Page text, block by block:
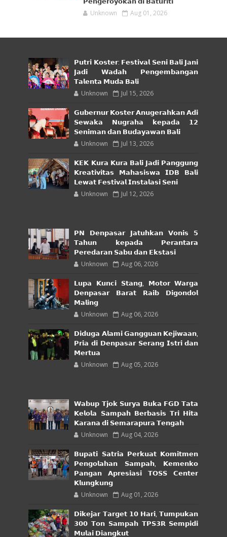
Unknown Aug 01, 2026
𝗣𝘂𝘁𝗿𝗶 𝗞𝗼𝘀𝘁𝗲𝗿: 𝗙𝗲𝘀𝘁𝗶𝘃𝗮𝗹 𝗦𝗲𝗻𝗶 𝗕𝗮𝗹𝗶 𝗝𝗮𝗻𝗶
𝗝𝗮𝗱𝗶 𝗪𝗮𝗱𝗮𝗵 𝗣𝗲𝗻𝗴𝗲𝗺𝗯𝗮𝗻𝗴𝗮𝗻
𝗧𝗮𝗹𝗲𝗻𝘁𝗮 𝗠𝘂𝗱𝗮 𝗕𝗮𝗹𝗶
Unknown Jul 15, 2026
𝗚𝘂𝗯𝗲𝗿𝗻𝘂𝗿 𝗞𝗼𝘀𝘁𝗲𝗿 𝗔𝗻𝘂𝗴𝗲𝗿𝗮𝗵𝗸𝗮𝗻 𝗔𝗱𝗶
𝗦𝗲𝘄𝗮𝗸𝗮 𝗡𝘂𝗴𝗿𝗮𝗵𝗮 𝗸𝗲𝗽𝗮𝗱𝗮 𝟭𝟮
𝗦𝗲𝗻𝗶𝗺𝗮𝗻 𝗱𝗮𝗻 𝗕𝘂𝗱𝗮𝘆𝗮𝘄𝗮𝗻 𝗕𝗮𝗹𝗶
Unknown Jul 13, 2026
𝗞𝗘𝗞 𝗞𝘂𝗿𝗮 𝗞𝘂𝗿𝗮 𝗕𝗮𝗹𝗶 𝗝𝗮𝗱𝗶 𝗣𝗮𝗻𝗴𝗴𝘂𝗻𝗴
𝗞𝗿𝗲𝗮𝘁𝗶𝘃𝗶𝘁𝗮𝘀 𝗠𝗮𝗵𝗮𝘀𝗶𝘀𝘄𝗮 𝗜𝗗𝗕 𝗕𝗮𝗹𝗶
𝗟𝗲𝘄𝗮𝘁 𝗙𝗲𝘀𝘁𝗶𝘃𝗮𝗹 𝗜𝗻𝘀𝘁𝗮𝗹𝗮𝘀𝗶 𝗦𝗲𝗻𝗶
Unknown Jul 12, 2026
𝗣𝗡 𝗗𝗲𝗻𝗽𝗮𝘀𝗮𝗿 𝗝𝗮𝘁𝘂𝗵𝗸𝗮𝗻 𝗩𝗼𝗻𝗶𝘀 𝟱
𝗧𝗮𝗵𝘂𝗻 𝗸𝗲𝗽𝗮𝗱𝗮 𝗣𝗲𝗿𝗮𝗻𝘁𝗮𝗿𝗮
𝗣𝗲𝗿𝗲𝗱𝗮𝗿𝗮𝗻 𝗦𝗮𝗯𝘂 𝗱𝗮𝗻 𝗘𝗸𝘀𝘁𝗮𝘀𝗶
Unknown Aug 06, 2026
𝗟𝘂𝗽𝗮 𝗞𝘂𝗻𝗰𝗶 𝗦𝘁𝗮𝗻𝗴, 𝗠𝗼𝘁𝗼𝗿 𝗪𝗮𝗿𝗴𝗮
𝗗𝗲𝗻𝗽𝗮𝘀𝗮𝗿 𝗕𝗮𝗿𝗮𝘁 𝗥𝗮𝗶𝗯 𝗗𝗶𝗴𝗼𝗻𝗱𝗼𝗹
𝗠𝗮𝗹𝗶𝗻𝗴
Unknown Aug 06, 2026
𝗗𝗶𝗱𝘂𝗴𝗮 𝗔𝗹𝗮𝗺𝗶 𝗚𝗮𝗻𝗴𝗴𝘂𝗮𝗻 𝗞𝗲𝗷𝗶𝘄𝗮𝗮𝗻,
𝗣𝗿𝗶𝗮 𝗱𝗶 𝗗𝗲𝗻𝗽𝗮𝘀𝗮𝗿 𝗦𝗲𝗿𝗮𝗻𝗴 𝗜𝘀𝘁𝗿𝗶 𝗱𝗮𝗻
𝗠𝗲𝗿𝘁𝘂𝗮
Unknown Aug 05, 2026
𝗪𝗮𝗯𝘂𝗽 𝗧𝗷𝗼𝗸 𝗦𝘂𝗿𝘆𝗮 𝗕𝘂𝗸𝗮 𝗙𝗚𝗗 𝗧𝗮𝘁𝗮
𝗞𝗲𝗹𝗼𝗹𝗮 𝗦𝗮𝗺𝗽𝗮𝗵 𝗕𝗲𝗿𝗯𝗮𝘀𝗶𝘀 𝗧𝗿𝗶 𝗛𝗶𝘁𝗮
𝗞𝗮𝗿𝗮𝗻𝗮 𝗱𝗶 𝗦𝗲𝗺𝗮𝗿𝗮𝗽𝘂𝗿𝗮 𝗧𝗲𝗻𝗴𝗮𝗵
Unknown Aug 04, 2026
𝗕𝘂𝗽𝗮𝘁𝗶 𝗦𝗮𝘁𝗿𝗶𝗮 𝗣𝗲𝗿𝗸𝘂𝗮𝘁 𝗞𝗼𝗺𝗶𝘁𝗺𝗲𝗻
𝗣𝗲𝗻𝗴𝗼𝗹𝗮𝗵𝗮𝗻 𝗦𝗮𝗺𝗽𝗮𝗵, 𝗞𝗲𝗺𝗲𝗻𝗸𝗼
𝗣𝗮𝗻𝗴𝗮𝗻 𝗔𝗽𝗿𝗲𝘀𝗶𝗮𝘀𝗶 𝗧𝗢𝗦𝗦 𝗖𝗲𝗻𝘁𝗲𝗿
𝗞𝗹𝘂𝗻𝗴𝗸𝘂𝗻𝗴
Unknown Aug 01, 2026
𝗗𝗶𝗸𝗲𝗷𝗮𝗿 𝗧𝗮𝗿𝗴𝗲𝘁 𝟭𝟬 𝗛𝗮𝗿𝗶, 𝗧𝘂𝗺𝗽𝘂𝗸𝗮𝗻
𝟯𝟬𝟬 𝗧𝗼𝗻 𝗦𝗮𝗺𝗽𝗮𝗵 𝗧𝗣𝗦𝟯𝗥 𝗦𝗲𝗺𝗽𝗶𝗱𝗶
𝗠𝘂𝗹𝗮𝗶 𝗗𝗶𝗮𝗻𝗴𝗸𝘂𝘁